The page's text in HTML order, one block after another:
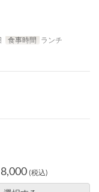
食事時間 ランチ
(税込)